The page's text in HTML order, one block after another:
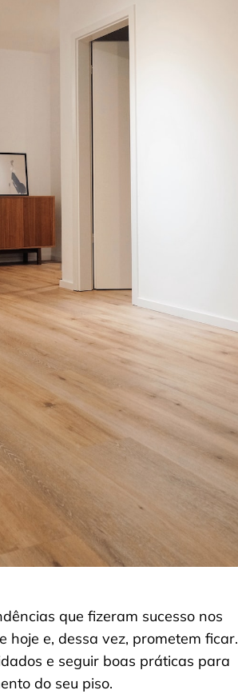
que fizeram sucesso nos
e, dessa vez, prometem ficar.
e seguir boas práticas para
do seu piso.